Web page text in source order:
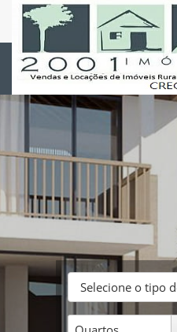
Selecione o tipo